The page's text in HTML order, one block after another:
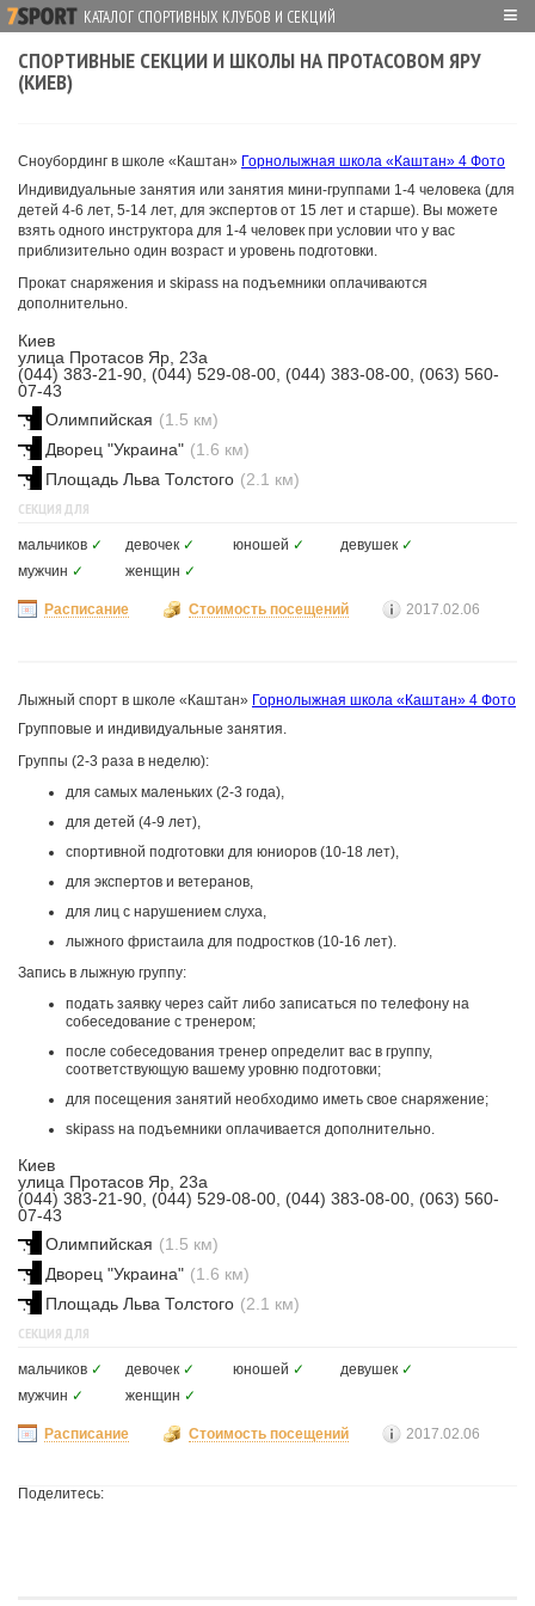
КАТАЛОГ СПОРТИВНЫХ КЛУБОВ И СЕКЦИЙ ≡
СПОРТИВНЫЕ СЕКЦИИ И ШКОЛЫ НА ПРОТАСОВОМ ЯРУ
(КИЕВ)
Сноубординг в школе «Каштан» Горнолыжная школа «Каштан» 4 Фото
Индивидуальные занятия или занятия мини-группами 1-4 человека (для
детей 4-6 лет, 5-14 лет, для экспертов от 15 лет и старше). Вы можете
взять одного инструктора для 1-4 человек при условии что у вас
приблизительно один возраст и уровень подготовки.
Прокат снаряжения и skipass на подъемники оплачиваются
дополнительно.
Киев
улица Протасов Яр, 23а
(044) 383-21-90, (044) 529-08-00, (044) 383-08-00, (063) 560-
07-43
Олимпийская (1.5 км)
Дворец "Украина" (1.6 км)
Площадь Льва Толстого (2.1 км)
СЕКЦИЯ ДЛЯ
мальчиков ✓ девочек ✓ юношей ✓ девушек ✓
мужчин ✓ женщин ✓
Расписание Стоимость посещений 2017.02.06
Лыжный спорт в школе «Каштан» Горнолыжная школа «Каштан» 4 Фото
Групповые и индивидуальные занятия.
Группы (2-3 раза в неделю):
для самых маленьких (2-3 года),
для детей (4-9 лет),
спортивной подготовки для юниоров (10-18 лет),
для экспертов и ветеранов,
для лиц с нарушением слуха,
лыжного фристаила для подростков (10-16 лет).
Запись в лыжную группу:
подать заявку через сайт либо записаться по телефону на
собеседование с тренером;
после собеседования тренер определит вас в группу,
соответствующую вашему уровню подготовки;
для посещения занятий необходимо иметь свое снаряжение;
skipass на подъемники оплачивается дополнительно.
Киев
улица Протасов Яр, 23а
(044) 383-21-90, (044) 529-08-00, (044) 383-08-00, (063) 560-
07-43
Олимпийская (1.5 км)
Дворец "Украина" (1.6 км)
Площадь Льва Толстого (2.1 км)
СЕКЦИЯ ДЛЯ
мальчиков ✓ девочек ✓ юношей ✓ девушек ✓
мужчин ✓ женщин ✓
Расписание Стоимость посещений 2017.02.06
Поделитесь: